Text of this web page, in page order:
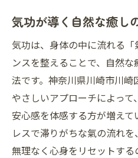
気功が導く自然な癒し
気功は、身体の中に流れる
ンスを整えることで、自然
法です。神奈川県川崎市川
やさしいアプローチによっ
安心感を体感する方が増え
レスで滞りがちな氣の流れを
無理なく心身をリセットする